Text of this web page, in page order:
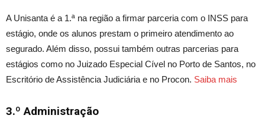
A Unisanta é a 1.ª na região a firmar parceria com o INSS para
estágio, onde os alunos prestam o primeiro atendimento ao
segurado. Além disso, possui também outras parcerias para
estágios como no Juizado Especial Cível no Porto de Santos, no
Escritório de Assistência Judiciária e no Procon. Saiba mais
3.º Administração